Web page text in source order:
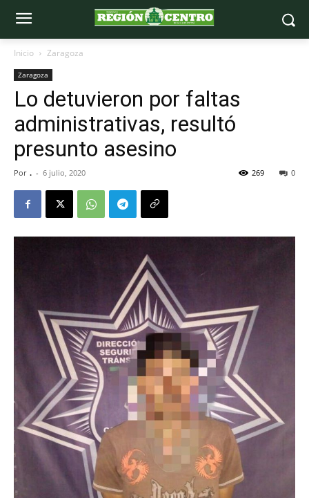
Inicio Zaragoza
Zaragoza
Lo detuvieron por faltas
administrativas, resultó
presunto asesino
Por . - 6 julio, 2020 0
269